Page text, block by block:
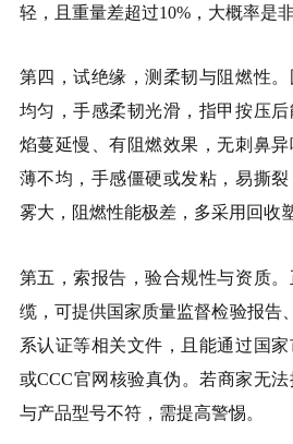
轻，且重量差超过10%，大概率是非
第四，试绝缘，测柔韧与阻燃性
均匀，手感柔韧光滑，指甲按压
焰蔓延慢、有阻燃效果，无刺鼻
薄不均，手感僵硬或发粘，易撕
雾大，阻燃性能极差，多采用回收
第五，索报告，验合规性与资质
缆，可提供国家质量监督检验报告
系认证等相关文件，且能通过国
或CCC官网核验真伪。若商家无
与产品型号不符，需提高警惕。